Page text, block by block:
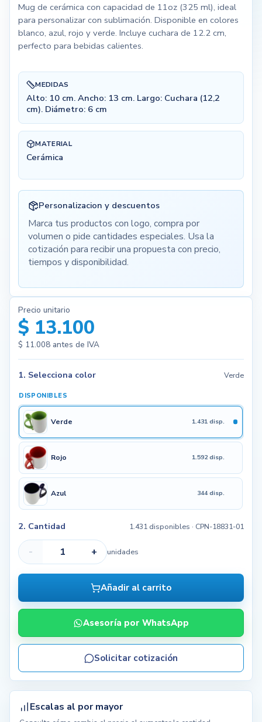
Mug de cerámica con capacidad de 11oz (325 ml), ideal
para personalizar con sublimación. Disponible en colores
blanco, azul, rojo y verde. Incluye cuchara de 12.2 cm,
perfecto para bebidas calientes.
MEDIDAS
Alto: 10 cm. Ancho: 13 cm. Largo: Cuchara (12,2
cm). Diámetro: 6 cm
MATERIAL
Cerámica
Personalizacion y descuentos
Marca tus productos con logo, compra por
volumen o pide cantidades especiales. Usa la
cotización para recibir una propuesta con precio,
tiempos y disponibilidad.
Precio unitario
$ 13.100
$ 11.008antes de IVA
1. Selecciona color Verde
DISPONIBLES
Verde 1.431 disp.
Rojo 1.592 disp.
Azul 344 disp.
2. Cantidad 1.431 disponibles · CPN-18831-01
- + unidades
Añadir al carrito
Asesoría por WhatsApp
Solicitar cotización
Escalas al por mayor